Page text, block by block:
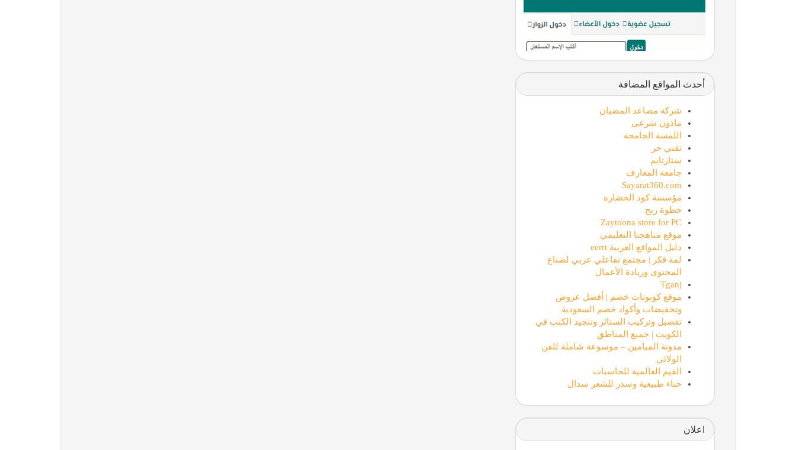
أحدث المواقع المضافة
شركة مصاعد المضيان
ماذون شرعي
اللمسة الجامحة
تقني حر
ستارتايم
جامعة المعارف
Sayarat360.com
مؤسسة كود الحضارة
خطوة ربح
Zaytoona store for PC
موقع مناهجنا التعليمي
دليل المواقع العربية eerrt
لمة فكر | مجتمع تفاعلي عربي لصناع
المحتوى وريادة الأعمال
Tganj
موقع كوبونات خصم | أفضل عروض
وتخفيضات وأكواد خصم السعودية
تفصيل وتركيب الستائر وتنجيد الكنب في
الكويت | جميع المناطق
مدونة الميامين – موسوعة شاملة للفن
الولائي
القيم العالمية للحاسبات
حناء طبيعية وسدر للشعر سدال
اعلان